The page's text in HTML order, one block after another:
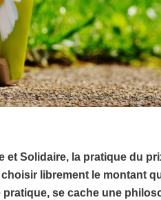
et Solidaire, la pratique du
librement le montant
se cache une